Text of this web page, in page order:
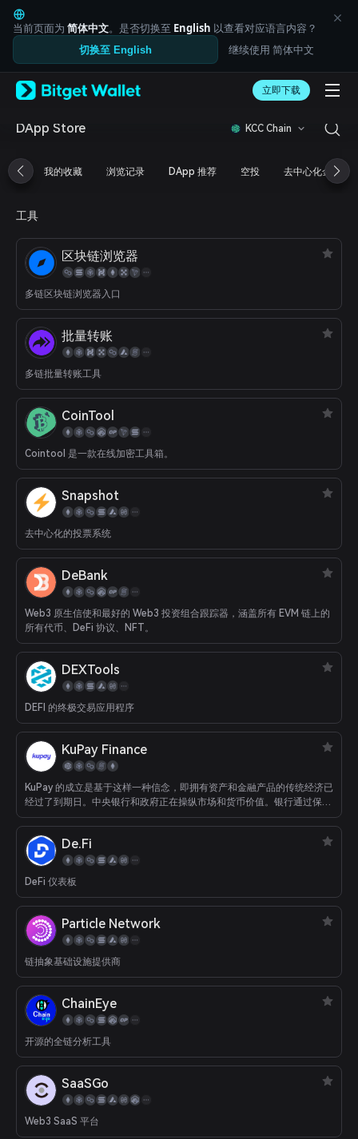
English
日本語
Tiếng Việt
Русский
Español (Latinoamérica)
Türkçe
Français
简体中文
繁體中文
Bahasa Indonesia
ภาษาไทย
العربية
Español
Português (Brasil)
Español (Argentina)
当前页面为 简体中文。是否切换至 English 以查看对应语言内容？
切换至 English 继续使用 简体中文
立即下载
DApp Store KCC Chain
我的收藏 浏览记录 DApp 推荐 空投 去中心化金融
工具
区块链浏览器
多链区块链浏览器入口
批量转账
多链批量转账工具
CoinTool
Cointool 是一款在线加密工具箱。
Snapshot
去中心化的投票系统
DeBank
Web3 原生信使和最好的 Web3 投资组合跟踪器，涵盖所有 EVM 链上的
所有代币、DeFi 协议、NFT。
DEXTools
DEFI 的终极交易应用程序
KuPay Finance
KuPay 的成立是基于这样一种信念，即拥有资产和金融产品的传统经济已
经过了到期日。中央银行和政府正在操纵市场和货币价值。银行通过保留
其资产并从中赚取利润，从消费者和商家那里赚了很多钱，而这些利润本
为，消费者和企业使用区块链技术并过渡到 web3 来进行和接收付款是实
现财务自由的关键，这意味着；拥有随时随地访问自有资产的独家能力
的资产赚取利息的选项将促进技术框架在任何智能合约平台上接受所有流
取利息。
De.Fi
DeFi 仪表板
Particle Network
链抽象基础设施提供商
ChainEye
开源的全链分析工具
SaaSGo
Web3 SaaS 平台